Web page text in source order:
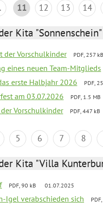
11 12 13 14
Kita "Sonnenschein"
der Vorschulkinder PDF, 257 kB
eines neuen Team-Mitglieds
erste Halbjahr 2026 PDF,
am 03.07.2026 PDF, 1.5 MB
Vorschulkinder PDF, 447 kB
5 6 7 8
Kita "Villa
PDF, 90 kB 01.07.2025
Igel verabschieden sich